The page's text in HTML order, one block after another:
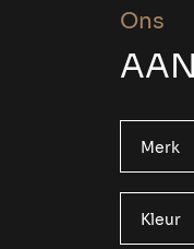
Ons
Merk
Kleur